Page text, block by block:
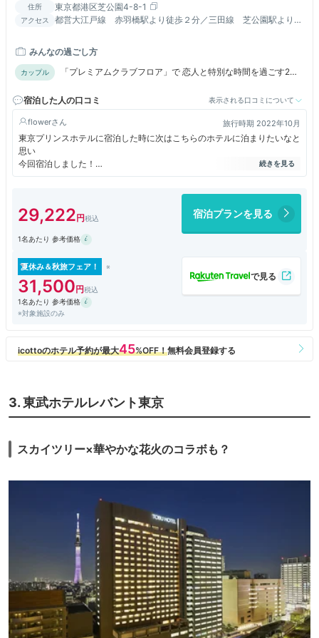
住所 東京都港区芝公園4-8-1
アクセス
都営大江戸線 赤羽橋駅より徒歩２分／三田線 芝公園駅より徒
みんなの過ごし方
カップル
「プレミアムクラブフロア」で 恋人と特別な時間を過ごす2日
宿泊した人の口コミ
表示される口コミについて
flower 旅行時期 2022年10月
東京プリンスホテルに宿泊した時に次はこちらのホテルに泊まりたいなと
思い
今回宿泊しました！
ソファーに座るとタワーが見えるので、ただただ眺めて休養出来ました！
朝食ブッフェは東京プリンスと同じような内容ですが３３階からの眺めが
空港からのバス便が再開するといいですね。
また泊まりたいホテルです！
29,222 宿泊プランを見る
1名あたり 参考価格
夏休み＆秋旅フェア！
31,500
1名あたり 参考価格
※対象施設のみ
3. 東武ホテルレバント東京
スカイツリー×華やかな花火のコラボも？